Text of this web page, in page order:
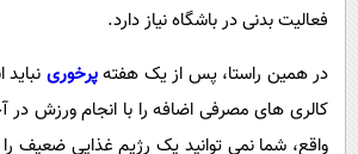
فعالیت بدنی در باشگاه نیاز دارد.
در همین راستا، پس از یک هفتهپرخوری
کالری های مصرفی اضافه را با انجام ورزش در
واقع، شما نمی توانید یک رژیم غذایی ضعیف